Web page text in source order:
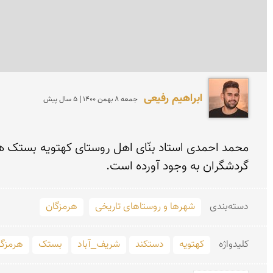
ابراهیم رفیعی جمعه 8 بهمن 1400 | 5 سال پیش
گردشگران به وجود آورده است.
دسته‌بندی شهرها و روستاهای تاریخی هرمزگان
کلید‌واژه کهتویه دستکند شریف_آباد بستک